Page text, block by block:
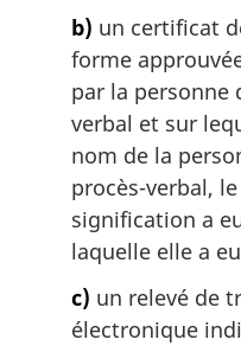
b) un certificat
forme
par la personne
verbal et sur
nom de la
procès-verbal,
signification a
laquelle elle a
c) un relevé de
électronique